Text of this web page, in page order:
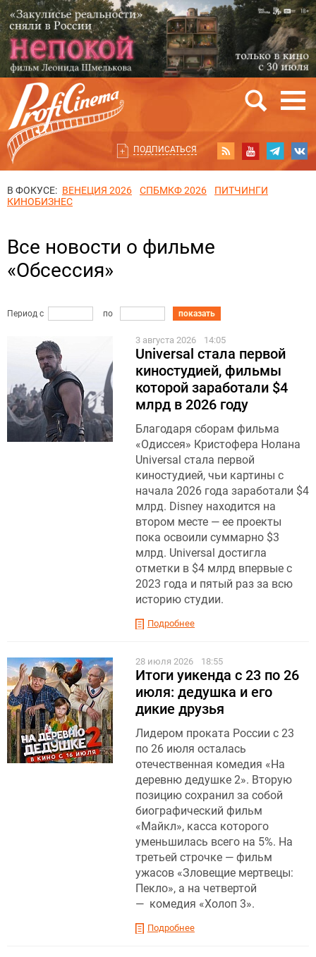
ПОДПИСАТЬСЯ
В ФОКУСЕ: ВЕНЕЦИЯ 2026 СПБМКФ 2026
ПИТЧИНГИ
КИНОБИЗНЕС
Все новости о фильме
«Обсессия»
Период с по показать
3 августа 2026 14:05
Universal стала первой
киностудией, фильмы
которой заработали $4
млрд в 2026 году
Благодаря сборам фильма
«Одиссея» Кристофера Нолана
Universal стала первой
киностудией, чьи картины с
начала 2026 года заработали $4
млрд. Disney находится на
втором месте — ее проекты
пока освоили суммарно $3
млрд. Universal достигла
отметки в $4 млрд впервые с
2023 года и пятый раз за всю
историю студии.
Подробнее
28 июля 2026 18:55
Итоги уикенда с 23 по 26
июля: дедушка и его
дикие друзья
Лидером проката России с 23
по 26 июля осталась
отечественная комедия «На
деревню дедушке 2». Вторую
позицию сохранил за собой
биографический фильм
«Майкл», касса которого
уменьшилась всего на 5%. На
третьей строчке — фильм
ужасов «Зловещие мертвецы:
Пекло», а на четвертой
— комедия «Холоп 3».
Подробнее